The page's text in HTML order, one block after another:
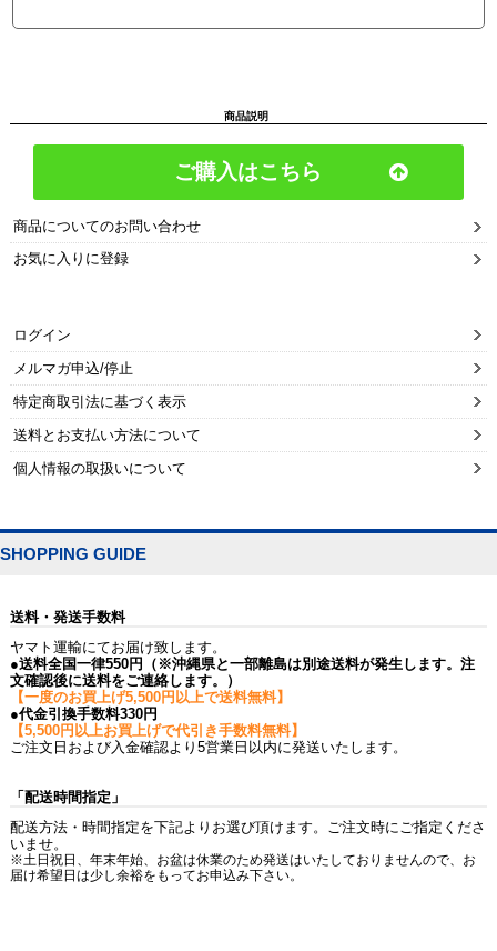
商品説明
ご購入はこちら
商品についてのお問い合わせ
お気に入りに登録
ログイン
メルマガ申込/停止
特定商取引法に基づく表示
送料とお支払い方法について
個人情報の取扱いについて
SHOPPING GUIDE
送料・発送手数料
ヤマト運輸にてお届け致します。
●送料全国一律550円（※沖縄県と一部離島は別途送料が発生します。注
文確認後に送料をご連絡します。）
【一度のお買上げ5,500円以上で送料無料】
●代金引換手数料330円
【5,500円以上お買上げで代引き手数料無料】
ご注文日および入金確認より5営業日以内に発送いたします。
「配送時間指定」
配送方法・時間指定を下記よりお選び頂けます。ご注文時にご指定くださ
いませ。
※土日祝日、年末年始、お盆は休業のため発送はいたしておりませんので、お
届け希望日は少し余裕をもってお申込み下さい。